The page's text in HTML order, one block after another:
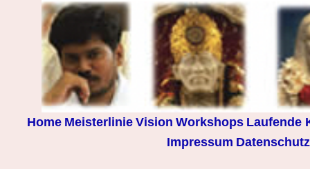
Home Meisterlinie Vision Workshops Laufende
Impressum